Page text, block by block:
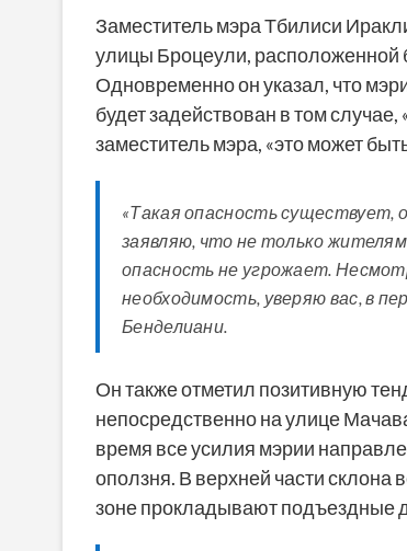
Заместитель мэра Тбилиси
улицы Броцеули, расположенной
Одновременно он указал, что
будет задействован в том
заместитель мэра, «это может
«Такая опасность существует,
заявляю, что не только
опасность не угрожает.
необходимость, уверяю вас, в
Бенделиани.
Он также отметил позитивную
непосредственно на улице
время все усилия мэрии
оползня. В верхней части склона
зоне прокладывают подъездные